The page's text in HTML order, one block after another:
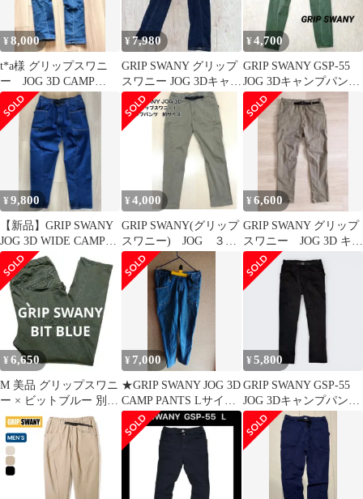
¥8,000
t*a様 グリップスワニ
ー JOG 3D CAMP
PANTS デニム GPS4
¥ 7,980
GRIP SWANY グリップ
スワニー JOG 3Dキャン
プパンツ XL
¥4,700
GRIP SWANY GSP-55
JOG 3Dキャンプパンツ
M カーキ
¥9,800
【新品】GRIP SWANY
JOG 3D WIDE CAMP
PANTS2.0
¥ 4,000
GRIP SWANY(グリップ
スワニー) JOG ３
D キャンプパンツ
サイズＭ カーキ
¥6,600
GRIP SWANY グリップ
スワニー JOG 3D キャ
ンプパンツ Sサイズ
¥ 6,650
М 美品 グリップスワニ
ー × ビットブルー 別注
ジョグ3Dキャンプパン
ツ
¥ 7,000
★GRIP SWANY JOG 3D
CAMP PANTS Lサイズ
GSP-43
¥5,800
GRIP SWANY GSP-55
JOG 3Dキャンプパンツ
M ブラック